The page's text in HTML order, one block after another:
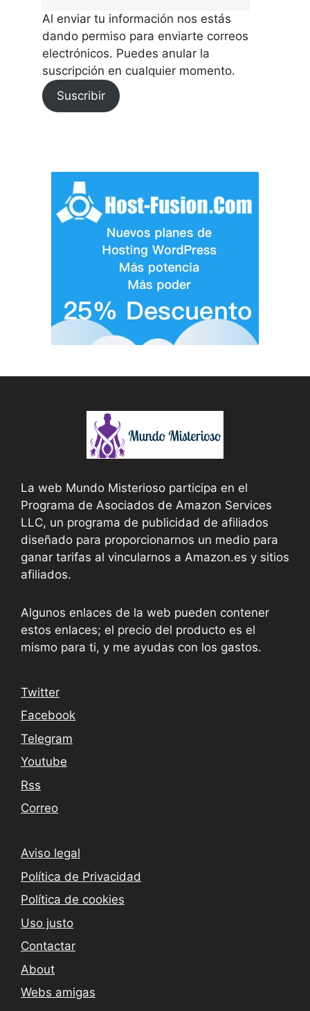
Al enviar tu información nos estás
dando permiso para enviarte correos
electrónicos. Puedes anular la
suscripción en cualquier momento.
Suscribir
La web Mundo Misterioso participa en el
Programa de Asociados de Amazon Services
LLC, un programa de publicidad de afiliados
diseñado para proporcionarnos un medio para
ganar tarifas al vincularnos a Amazon.es y sitios
afiliados.
Algunos enlaces de la web pueden contener
estos enlaces; el precio del producto es el
mismo para ti, y me ayudas con los gastos.
Twitter
Facebook
Telegram
Youtube
Rss
Correo
Aviso legal
Política de Privacidad
Política de cookies
Uso justo
Contactar
About
Webs amigas